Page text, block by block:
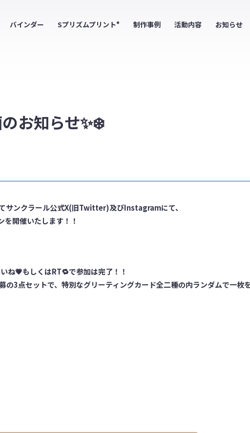
バインダー Sプリズムプリント® 制作事例 活動内容 お知らせ
お知らせ✨❄️
サンクラール公式X(旧Twitter)及びInstagramにて、
開催いたします！！
ね💗もしくはRT🔁で参加は完了！！
3点セットで、特別なグリーティングカード全二種の内ランダムで一枚